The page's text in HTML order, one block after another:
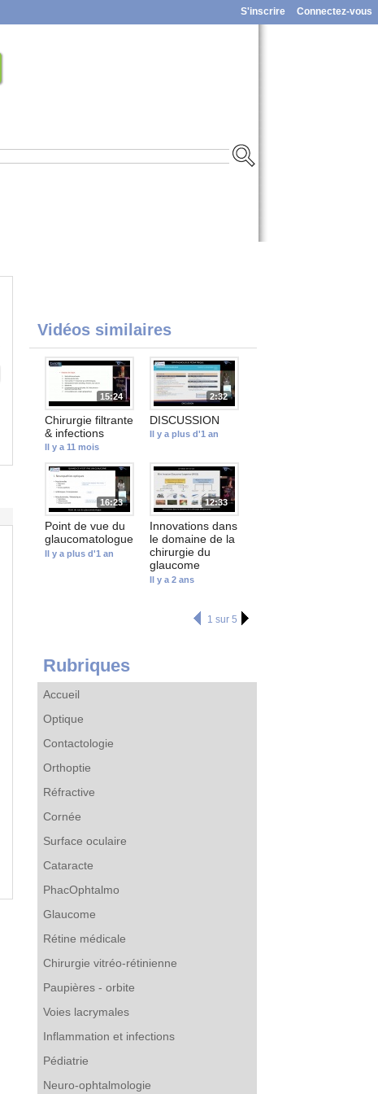
Connectez-vous
S'inscrire
Vidéos similaires
15:24
Chirurgie filtrante
& infections
Il y a 11 mois
2:32
DISCUSSION
Il y a plus d'1 an
16:23
Point de vue du
glaucomatologue
Il y a plus d'1 an
12:33
Innovations dans
le domaine de la
chirurgie du
glaucome
Il y a 2 ans
1 sur 5
Rubriques
Accueil
Optique
Contactologie
Orthoptie
Réfractive
Cornée
Surface oculaire
Cataracte
PhacOphtalmo
Glaucome
Rétine médicale
Chirurgie vitréo-rétinienne
Paupières - orbite
Voies lacrymales
Inflammation et infections
Pédiatrie
Neuro-ophtalmologie